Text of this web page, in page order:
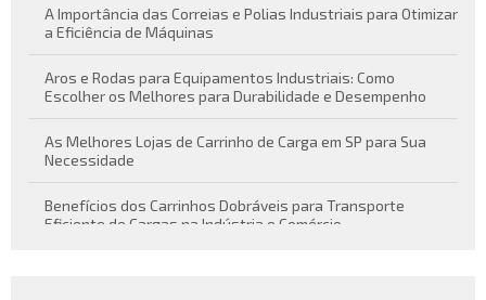
A Importância das Correias e Polias Industriais para Otimizar
a Eficiência de Máquinas
Aros e Rodas para Equipamentos Industriais: Como
Escolher os Melhores para Durabilidade e Desempenho
As Melhores Lojas de Carrinho de Carga em SP para Sua
Necessidade
Benefícios dos Carrinhos Dobráveis para Transporte
Eficiente de Cargas na Indústria e Comércio